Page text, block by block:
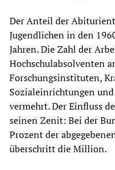
Der Anteil der
Jugendlichen in den
Jahren. Die Zahl der
Hochschulabsolventen
Forschungsinstituten,
Sozialeinrichtungen
vermehrt. Der Einfluss
seinen Zenit: Bei der
Prozent der
überschritt die Million.